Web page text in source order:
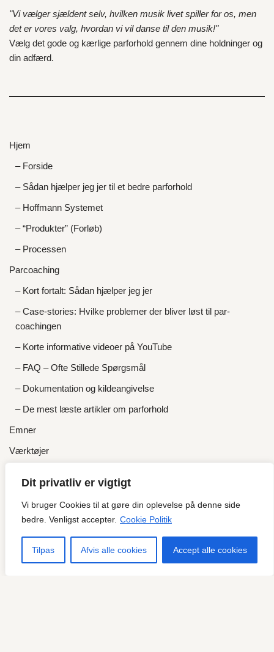
Dit privatliv er vigtigt
Vi bruger Cookies til at gøre din oplevelse på denne side
bedre. Venligst accepter. Cookie Politik
Tilpas Afvis alle cookies Accept alle cookies
"Vi vælger sjældent selv, hvilken musik livet spiller for os, men
det er vores valg, hvordan vi vil danse til den musik!"
Vælg det gode og kærlige parforhold gennem dine holdninger og
din adfærd.
Hjem
– Forside
– Sådan hjælper jeg jer til et bedre parforhold
– Hoffmann Systemet
– “Produkter” (Forløb)
– Processen
Parcoaching
– Kort fortalt: Sådan hjælper jeg jer
– Case-stories: Hvilke problemer der bliver løst til par-
coachingen
– Korte informative videoer på YouTube
– FAQ – Ofte Stillede Spørgsmål
– Dokumentation og kildeangivelse
– De mest læste artikler om parforhold
Emner
Værktøjer
– Om parcoach Mikael Hoffmann
– Bøger
– Priser og gratis tilbud